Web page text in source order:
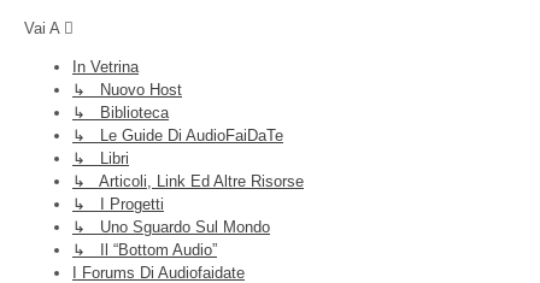
Vai A
In Vetrina
↳ Nuovo Host
↳ Biblioteca
↳ Le Guide Di AudioFaiDaTe
↳ Libri
↳ Articoli, Link Ed Altre Risorse
↳ I Progetti
↳ Uno Sguardo Sul Mondo
↳ Il “Bottom Audio”
I Forums Di Audiofaidate